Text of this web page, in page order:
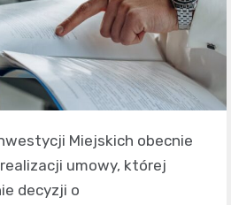
Miejskich obecnie
umowy, której
decyzji o